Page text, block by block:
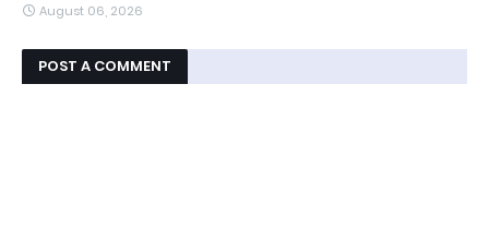
August 06, 2026
POST A COMMENT